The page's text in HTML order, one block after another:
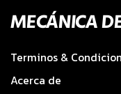
MECÁNICA
Terminos &
Acerca de